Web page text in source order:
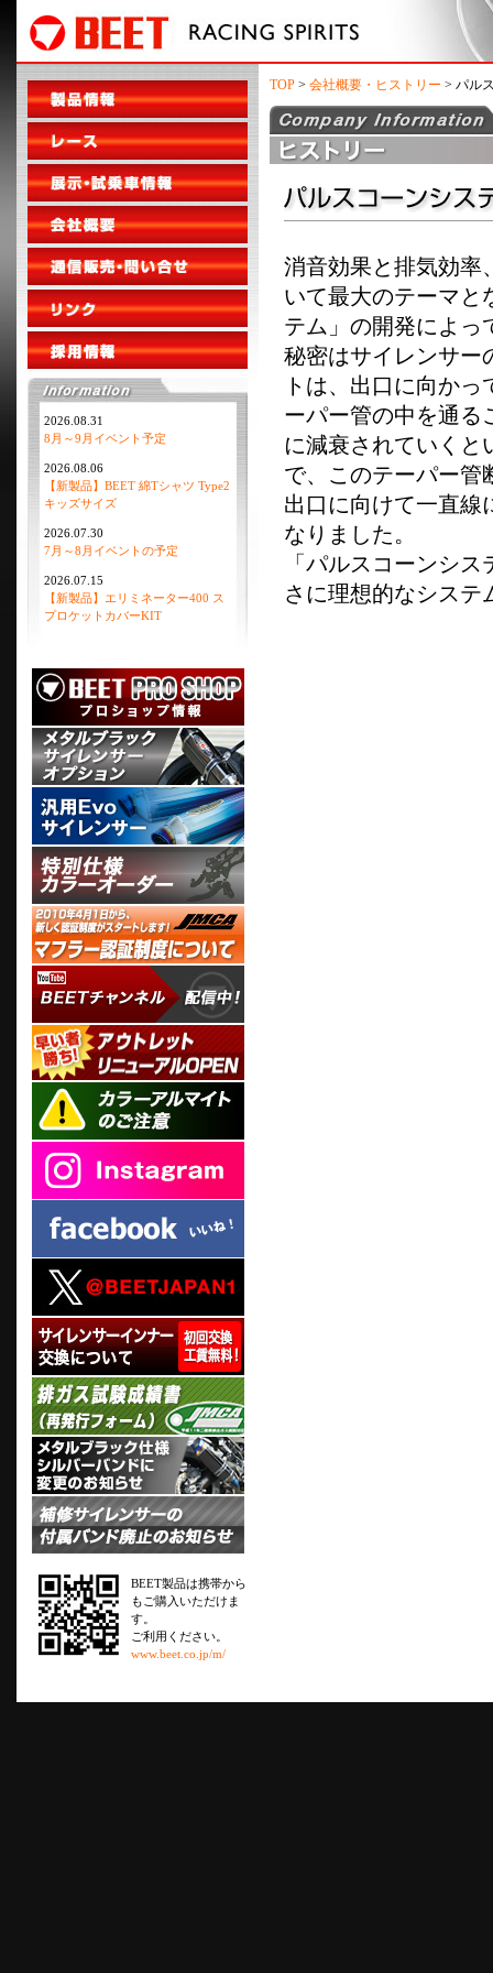
2026.08.31
8月～9月イベント予定
2026.08.06
【新製品】BEET 綿Tシャツ Type2
キッズサイズ
2026.07.30
7月～8月イベントの予定
2026.07.15
【新製品】エリミネーター400 ス
プロケットカバーKIT
BEET製品は携帯から
もご購入いただけま
す。
ご利用ください。
www.beet.co.jp/m/
TOP > 会社概要・ヒストリー > パル
消音効果と排気効率
いて最大のテーマと
テム」の開発によっ
秘密はサイレンサー
トは、出口に向か
ーパー管の中を通る
に減衰されていくと
で、このテーパー管
出口に向けて一直線
なりました。
「パルスコーンシ
さに理想的なシステ